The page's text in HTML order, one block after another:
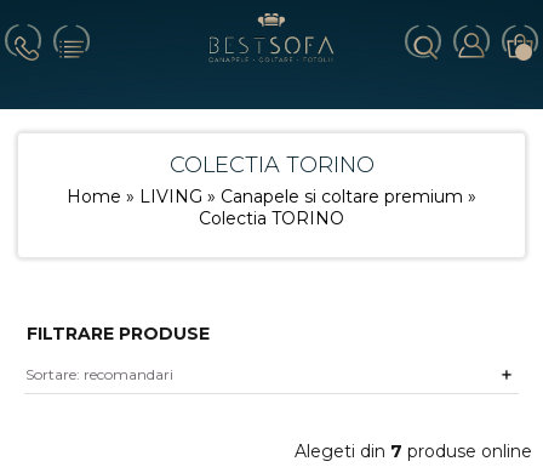
COLECTIA TORINO
Home » LIVING » Canapele si coltare premium »
Colectia TORINO
FILTRARE PRODUSE
Alegeti din 7 produse online